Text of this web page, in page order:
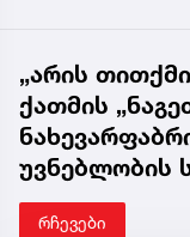
„არის
ქათმის
უვნებლობის
რჩევები